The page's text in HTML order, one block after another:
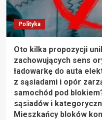
Polityka
Oto kilka propozycji
zachowujących sens
ładowarkę do auta
z sąsiadami i opór
samochód pod
sąsiadów i
Mieszkańcy bloków